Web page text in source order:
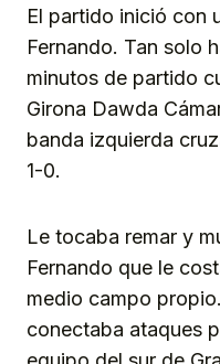
El partido inició con
Fernando. Tan solo
minutos de partido
Girona Dawda
banda izquierda
1-0.
Le tocaba remar y
Fernando que le
medio campo
conectaba ataques